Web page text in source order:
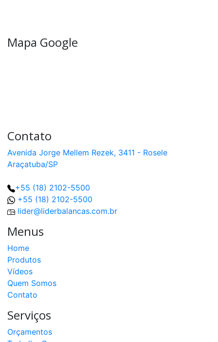
Mapa Google
Contato
Avenida Jorge Mellem Rezek, 3411 - Rosele
Araçatuba/SP
+55 (18) 2102-5500
+55 (18) 2102-5500
lider@liderbalancas.com.br
Menus
Home
Produtos
Vídeos
Quem Somos
Contato
Serviços
Orçamentos